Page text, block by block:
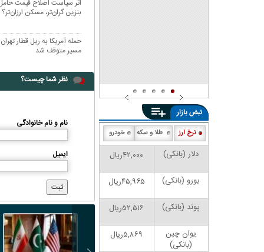
اثر سیاست اصلاح قیمت
بنزین گران‌تر، مسکن ارزان‌تر؟
حمله آمریکا به ریل قطار
مسیر متوقف شد
نظر شما چیست؟
نام و نام خانوادگی
ایمیل
نبض بازار
نرخ ارز طلا و سکه خودرو
دلار (بانکی)
۴۲,۰۰۰ریال
یورو (بانکی)
۴۵,۹۶۵ریال
پوند (بانکی)
۵۲,۵۱۶ریال
یوان چین
(بانکی)
۵,۸۶۹ریال